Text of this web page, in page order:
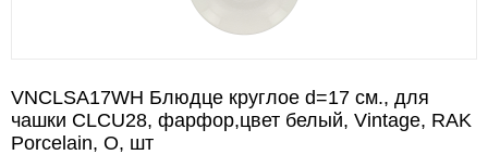
VNCLSA17WH Блюдце круглое d=17 см., для
чашки CLCU28, фарфор,цвет белый, Vintage, RAK
Porcelain, О, шт